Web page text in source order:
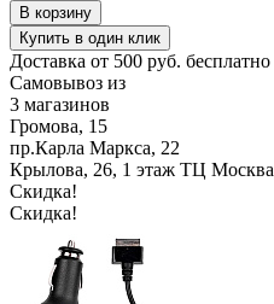
В корзину
Купить в один клик
Доставка от 500 руб. бесплатно
Самовывоз из
3 магазинов
Громова, 15
пр.Карла Маркса, 22
Крылова, 26, 1 этаж ТЦ Москва
Скидка!
Скидка!